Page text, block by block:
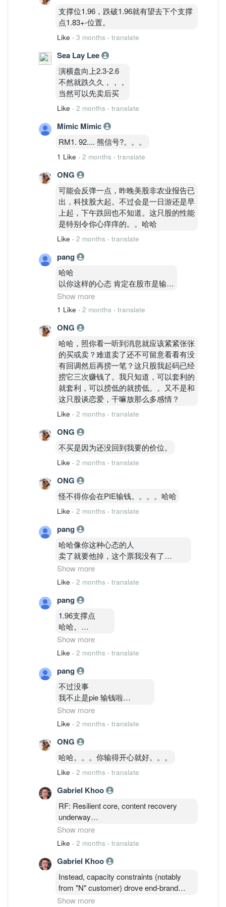
支撑位1.96，跌破1.96就有望去下个支撑
点1.83+-位置。
Like · 3 months · translate
Sea Lay Lee
演横盘向上2.3-2.6
不然就跌久久，，，
当然可以先卖后买
Like · 2 months · translate
Mimic Mimic
RM1. 92.... 熊信号?。。。
1 Like · 2 months · translate
ONG
可能会反弹一点，昨晚美股非农业报告已
出，科技股大起。不过会是一日游还是早
上起，下午跌回也不知道。这只股的性能
是特别令你心痒痒的。。哈哈
Like · 2 months · translate
pang
哈哈
以你这样的心态 肯定在股市是输家
卖了老盯着不放
到下了也不敢买
就讲些有的没的
哈哈哈
股市就缺你这样的人才
确定你是输家
哈哈哈
心态很重要但你缺没有
哈哈
Show more
1 Like · 2 months · translate
ONG
哈哈，照你看一听到消息就应该紧紧张张
的买或卖？难道卖了还不可留意看看有没
有回调然后再捞一笔？这只股我起码已经
捞它三次赚钱了。我只知道，可以套利的
就套利，可以捞低的就捞低。。又不是和
这只股谈恋爱，干嘛放那么多感情？
Like · 2 months · translate
ONG
不买是因为还没回到我要的价位。
Like · 2 months · translate
ONG
怪不得你会在PIE输钱。。。。哈哈
Like · 2 months · translate
pang
哈哈像你这种心态的人
卖了就要他掉，这个票我没有了
我也是赚几次了，1 .83我就卖了哈哈。
哈哈
好过有些人输了不敢讲哈哈
好心你啦
会点点 看图 就在这边吹哈哈
悲哀咯。。。
Show more
Like · 2 months · translate
pang
1.96支撑点
哈哈。
确定？
还是假会？
看到美国起。。
又来反话
。。。。
哈哈。
Show more
Like · 2 months · translate
pang
不过没事
我不止是pie 输钱啦
还有很多个科技股都输钱
。。。
卖了就静静等他下就好
。。
不要 讲到很厉害看图这样，
天天在人家伤口撒盐
。。
Show more
Like · 2 months · translate
ONG
哈哈。。。你输得开心就好。。。
Like · 2 months · translate
Gabriel Khoo
RF: Resilient core, content recovery
underway
RF remains the earnings backbone,
themes.
Content recovery gaining traction: 1 → 4
circuits for FY27 (Sept26), with next 2gen
Show more
Like · 2 months · translate
Gabriel Khoo
Instead, capacity constraints (notably
from "N" customer) drove end-brand
owner to secure long-term partnerships
Show more